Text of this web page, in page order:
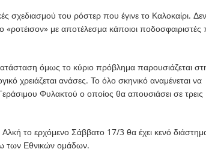
σχεδιασμού του ρόστερ που έγινε το Καλοκαίρι. Δεν
«ροτέισον» με αποτέλεσμα κάποιοι ποδοσφαιριστές
όμως το κύριο πρόβλημα παρουσιάζεται
χρειάζεται ανάσες. Το όλο σκηνικό αναμένεται να
Φυλακτού ο οποίος θα απουσιάσει σε τρεις
Αλκή το ερχόμενο Σάββατο 17/3 θα έχει κενό
των Εθνικών ομάδων.